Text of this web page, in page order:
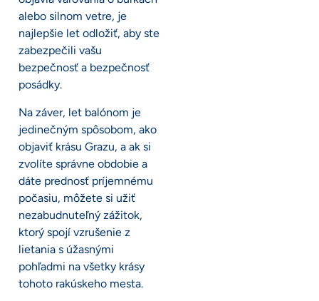
alebo silnom vetre, je
najlepšie let odložiť, aby ste
zabezpečili vašu
bezpečnosť a bezpečnosť
posádky.
Na záver, let balónom je
jedinečným spôsobom, ako
objaviť krásu Grazu, a ak si
zvolíte správne obdobie a
dáte prednosť príjemnému
počasiu, môžete si užiť
nezabudnuteľný zážitok,
ktorý spojí vzrušenie z
lietania s úžasnými
pohľadmi na všetky krásy
tohoto rakúskeho mesta.